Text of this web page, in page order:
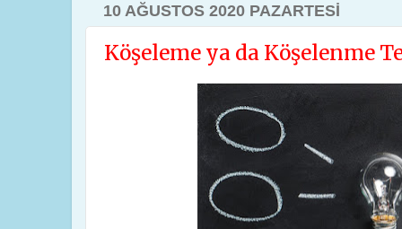
10 AĞUSTOS 2020 PAZARTESI
Köşeleme ya da Köşelenme